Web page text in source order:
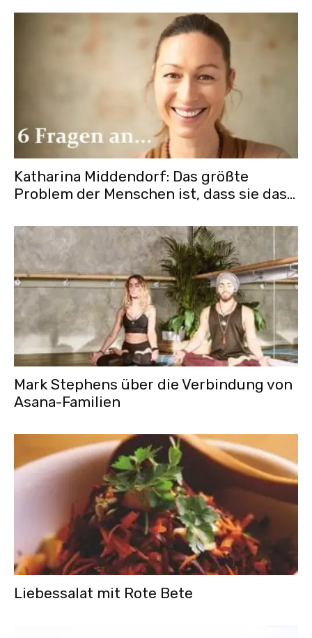
Katharina Middendorf: Das größte
Problem der Menschen ist, dass sie das...
Mark Stephens über die Verbindung von
Asana-Familien
Liebessalat mit Rote Bete